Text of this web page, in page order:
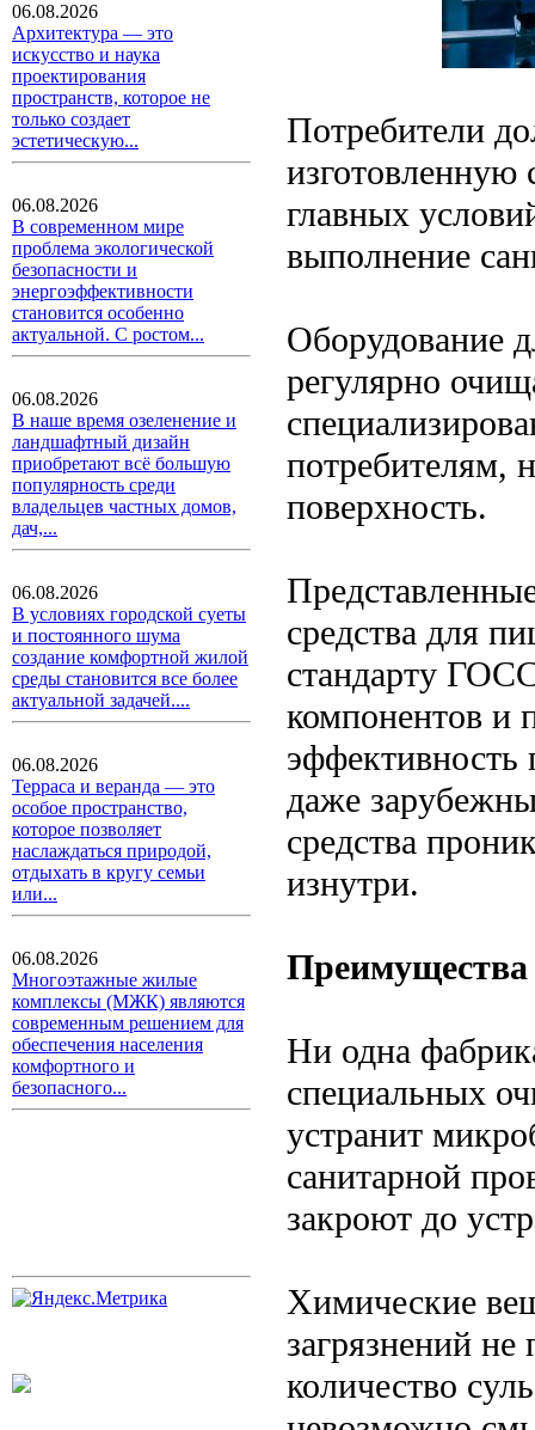
06.08.2026
Архитектура — это
искусство и наука
проектирования
пространств, которое не
только создает
эстетическую...
06.08.2026
В современном мире
проблема экологической
безопасности и
энергоэффективности
становится особенно
актуальной. С ростом...
06.08.2026
В наше время озеленение и
ландшафтный дизайн
приобретают всё большую
популярность среди
владельцев частных домов,
дач,...
06.08.2026
В условиях городской суеты
и постоянного шума
создание комфортной жилой
среды становится все более
актуальной задачей....
06.08.2026
Терраса и веранда — это
особое пространство,
которое позволяет
наслаждаться природой,
отдыхать в кругу семьи
или...
06.08.2026
Многоэтажные жилые
комплексы (МЖК) являются
современным решением для
обеспечения населения
комфортного и
безопасного...
Потребители
главных
выполнение
Оборудование
регулярно
потребителям,
поверхность.
средства для
стандарту
компонентов и
эффективность
даже
средства
изнутри.
Преимущества
Ни одна
специальных
устранит
санитарной
закроют до
Химические
загрязнений не
количество